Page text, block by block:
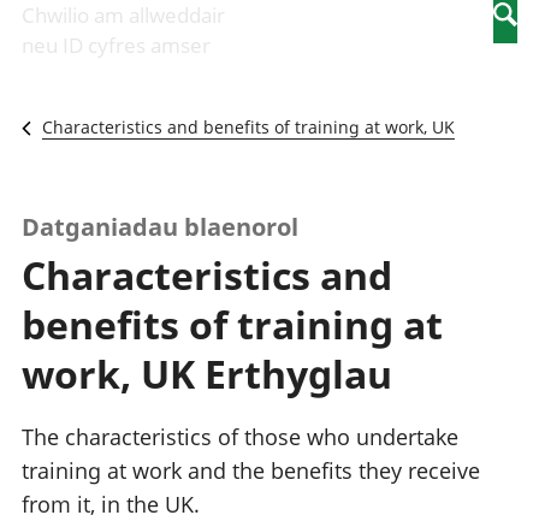
Newidiadau i
fusnesau
Diwydiant
a'r rhyngrwyd
Y diwydiant
gweithgynhyrchu
a chynhyrchu
Y diwydiant
manwethu
twristiaeth
sector cyhoeddus
Domestig Gros
(CDG)
Gwerth
Ychwanegol Gros
Mynegeion
chwyddiant a
phrisiau
Buddsoddiadau,
pensiynau ac
Cyfrifon gwladol
mewn
gwaith
Chwilio am allweddair
neu ID cyfres amser
Characteristics and benefits of training at work, UK
Datganiadau blaenorol
Characteristics and
benefits of training at
work, UK Erthyglau
The characteristics of those who undertake
training at work and the benefits they receive
from it, in the UK.